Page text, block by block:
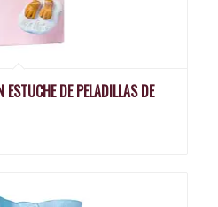
DE PELADILLAS DE